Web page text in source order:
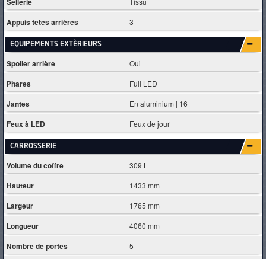
Appuis têtes arrières 3
EQUIPEMENTS EXTÈRIEURS
Spoiler arrière Oui
Phares Full LED
Jantes En aluminium | 16
Feux à LED Feux de jour
CARROSSERIE
Volume du coffre 309 L
Hauteur 1433 mm
Largeur 1765 mm
Longueur 4060 mm
Nombre de portes 5